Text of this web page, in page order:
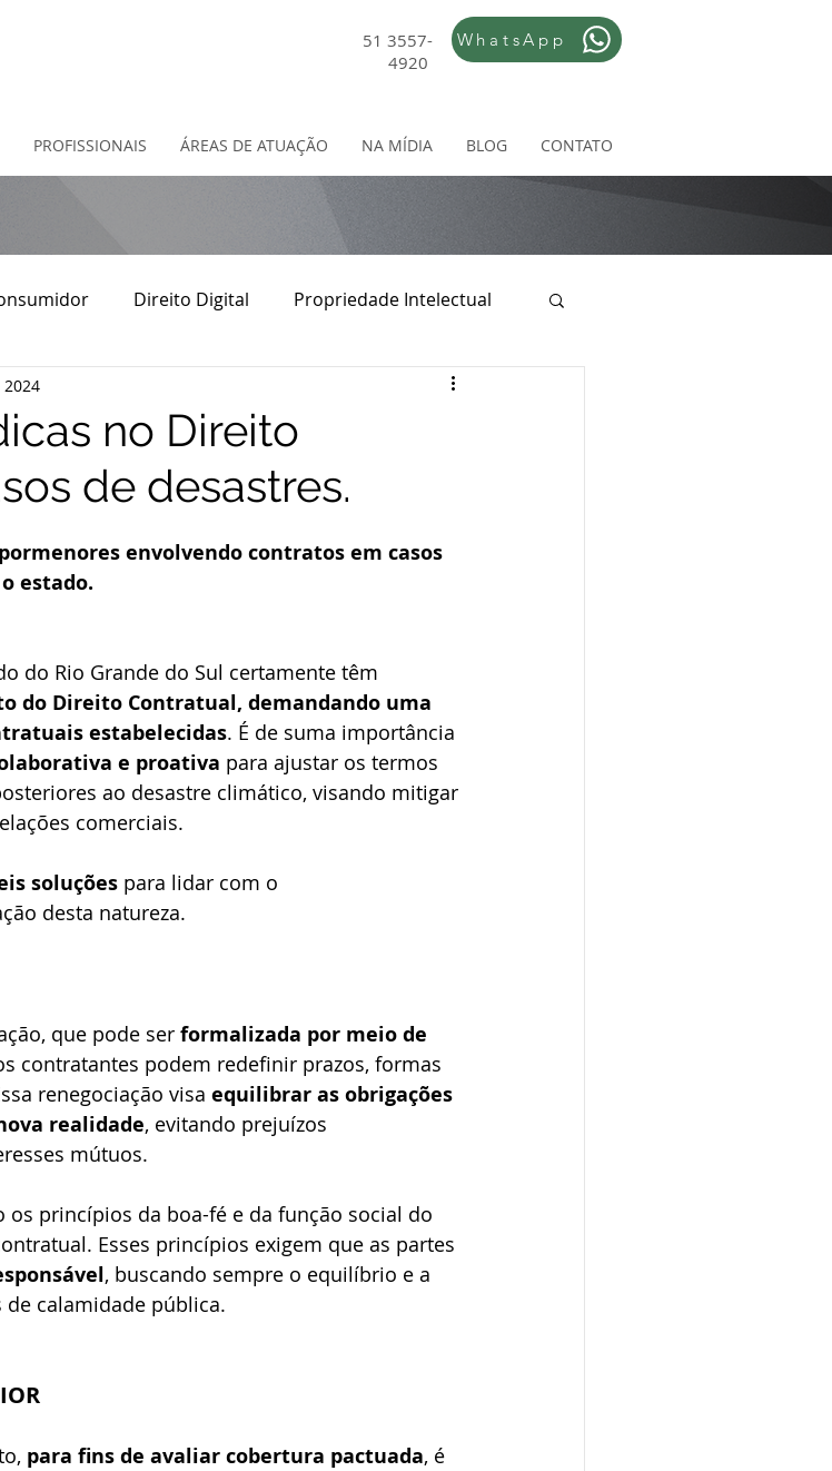
51 3557-
4920
WhatsApp
PROFISSIONAIS ÁREAS DE ATUAÇÃO NA MÍDIA BLOG CONTATO
Direito Digital Propriedade Intelectual
Direito Empresarial
no Direito
de desastres.
envolvendo contratos em casos
estado.
do Rio Grande do Sul certamente têm
do Direito Contratual, demandando uma
estabelecidas. É de suma importância
e proativa para ajustar os termos
ao desastre climático, visando mitigar
comerciais.
soluções para lidar com o
desta natureza.
que pode ser formalizada por meio de
contratantes podem redefinir prazos, formas
renegociação visa equilibrar as obrigações
realidade, evitando prejuízos
mútuos.
princípios da boa-fé e da função social do
Esses princípios exigem que as partes
, buscando sempre o equilíbrio e a
calamidade pública.
para fins de avaliar cobertura pactuada, é